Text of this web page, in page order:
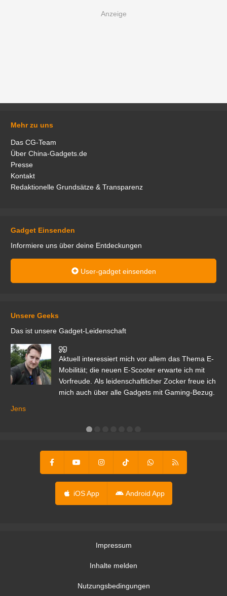
Mehr zu uns
Das CG-Team
Über China-Gadgets.de
Presse
Kontakt
Redaktionelle Grundsätze & Transparenz
Gadget Einsenden
Informiere uns über deine Entdeckungen
User-gadget einsenden
Unsere Geeks
Das ist unsere Gadget-Leidenschaft
Aktuell interessiert mich vor allem das Thema E-
Mobilität; die neuen E-Scooter erwarte ich mit
Vorfreude. Als leidenschaftlicher Zocker freue ich
mich auch über alle Gadgets mit Gaming-Bezug.
Jens
iOS App Android App
Impressum
Inhalte melden
Nutzungsbedingungen